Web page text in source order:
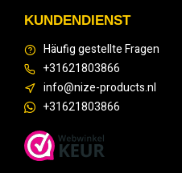
KUNDENDIENST
Häufig gestellte Fragen
+31621803866
info@nize-products.nl
+31621803866